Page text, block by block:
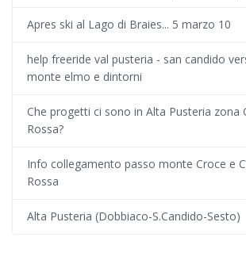
Apres ski al Lago di Braies... 5 marzo 10
help freeride val pusteria - san candido
monte elmo e dintorni
Che progetti ci sono in Alta Pusteria zona
Rossa?
Info collegamento passo monte Croce e
Rossa
Alta Pusteria (Dobbiaco-S.Candido-Sesto)